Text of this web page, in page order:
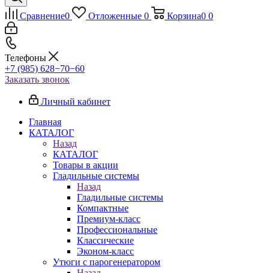
Сравнение0 Отложенные 0 Корзина0 0
Телефоны
+7 (985) 628−70−60
Заказать звонок
Личный кабинет
Главная
КАТАЛОГ
Назад
КАТАЛОГ
Товары в акции
Гладильные системы
Назад
Гладильные системы
Компактные
Премиум-класс
Профессиональные
Классические
Эконом-класс
Утюги с парогенератором